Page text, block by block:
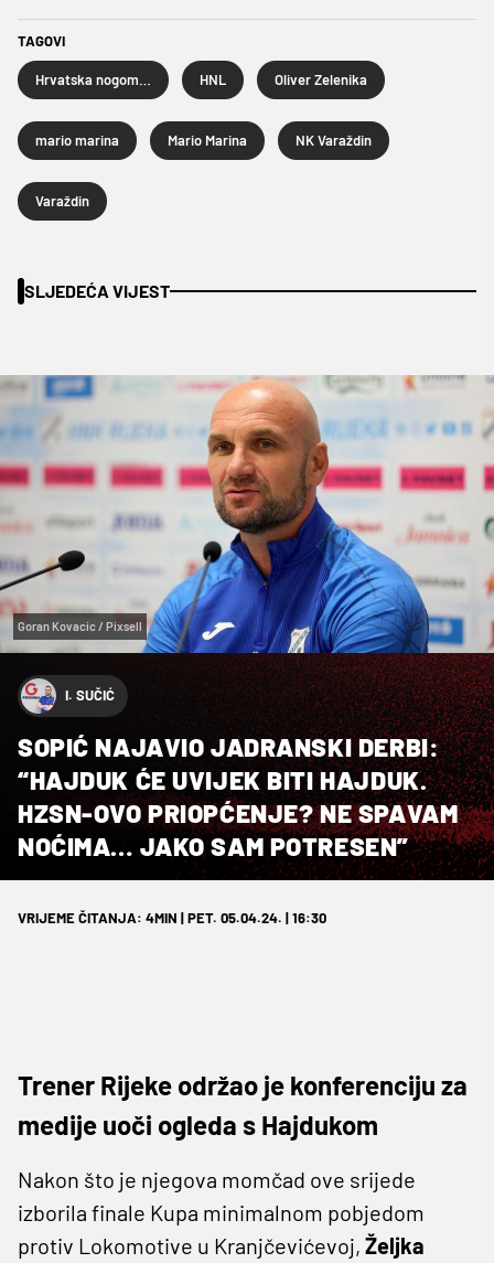
TAGOVI
HNL Oliver Zelenika
mario marina Mario Marina NK Varaždin
Varaždin
SLJEDEĆA VIJEST
Goran Kovacic / Pixsell
I. SUČIĆ
SOPIĆ NAJAVIO JADRANSKI DERBI:
“HAJDUK ĆE UVIJEK BITI HAJDUK.
HZSN-OVO PRIOPĆENJE? NE SPAVAM
NOĆIMA… JAKO SAM POTRESEN”
VRIJEME ČITANJA: 4MIN | PET. 05.04.24. | 16:30
Trener Rijeke održao je konferenciju za
medije uoči ogleda s Hajdukom
Nakon što je njegova momčad ove srijede
izborila finale Kupa minimalnom pobjedom
protiv Lokomotive u Kranjčevićevoj, Željka